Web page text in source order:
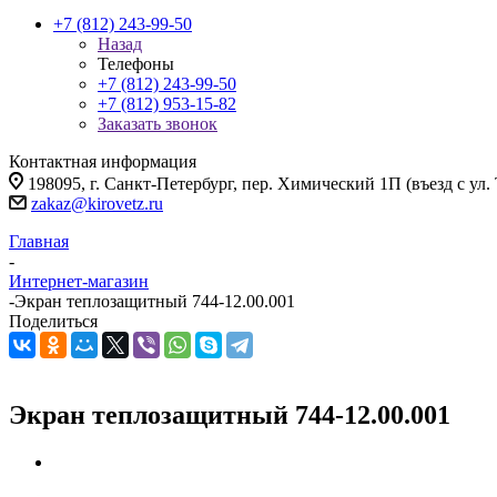
+7 (812) 243-99-50
Назад
Телефоны
+7 (812) 243-99-50
+7 (812) 953-15-82
Заказать звонок
Контактная информация
198095, г. Санкт-Петербург, пер. Химический 1П (въезд с
zakaz@kirovetz.ru
Главная
-
Интернет-магазин
-Экран теплозащитный 744-12.00.001
Поделиться
Экран теплозащитный 744-12.00.001